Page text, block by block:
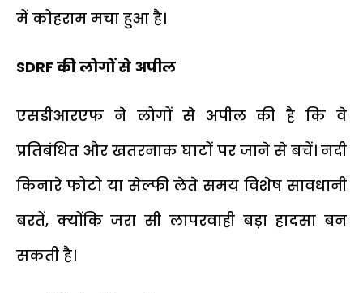
में कोहराम मचा हुआ है।
SDRF की लोगों से अपील
एसडीआरएफ ने लोगों से अपील की है कि वे
प्रतिबंधित और खतरनाक घाटों पर जाने से बचें। नदी
किनारे फोटो या सेल्फी लेते समय विशेष सावधानी
बरतें, क्योंकि जरा सी लापरवाही बड़ा हादसा बन
सकती है।